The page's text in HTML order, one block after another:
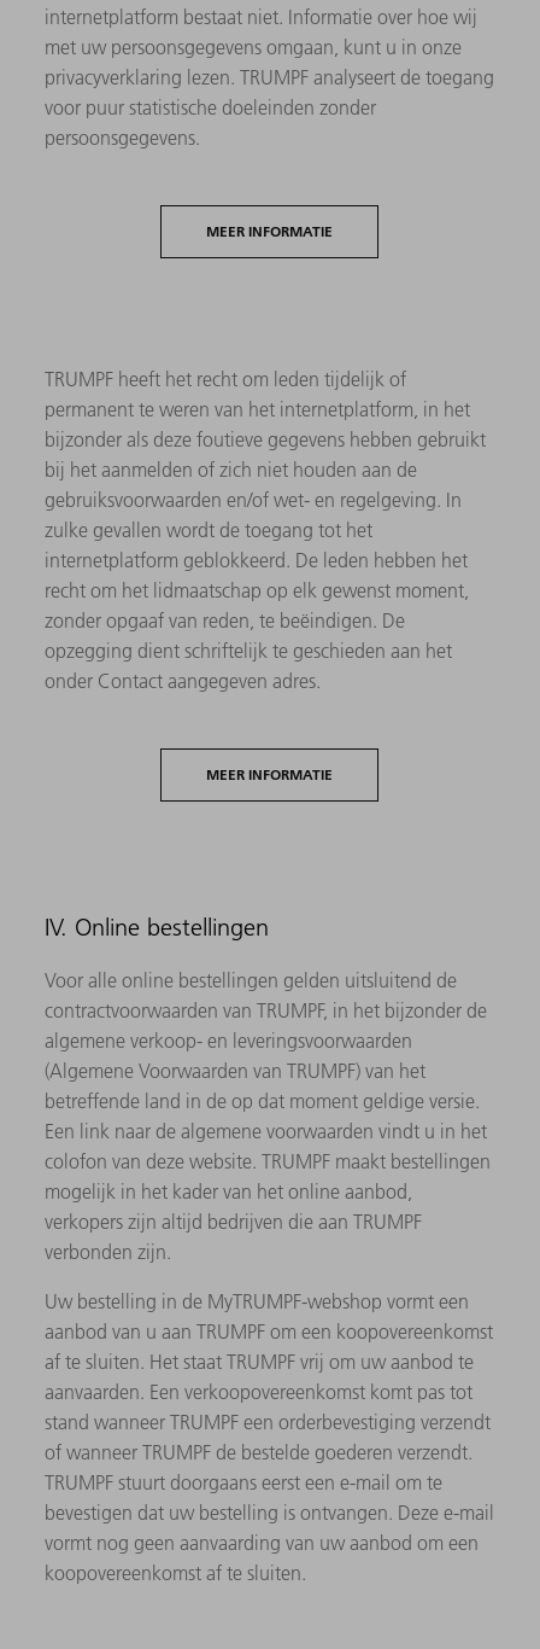
internetplatform bestaat niet. Informatie over hoe wij
met uw persoonsgegevens omgaan, kunt u in onze
privacyverklaring lezen. TRUMPF analyseert de toegang
voor puur statistische doeleinden zonder
persoonsgegevens.
MEER INFORMATIE
TRUMPF heeft het recht om leden tijdelijk of
permanent te weren van het internetplatform, in het
bijzonder als deze foutieve gegevens hebben gebruikt
bij het aanmelden of zich niet houden aan de
gebruiksvoorwaarden en/of wet- en regelgeving. In
zulke gevallen wordt de toegang tot het
internetplatform geblokkeerd. De leden hebben het
recht om het lidmaatschap op elk gewenst moment,
zonder opgaaf van reden, te beëindigen. De
opzegging dient schriftelijk te geschieden aan het
onder Contact aangegeven adres.
MEER INFORMATIE
IV. Online bestellingen
Voor alle online bestellingen gelden uitsluitend de
contractvoorwaarden van TRUMPF, in het bijzonder de
algemene verkoop- en leveringsvoorwaarden
(Algemene Voorwaarden van TRUMPF) van het
betreffende land in de op dat moment geldige versie.
Een link naar de algemene voorwaarden vindt u in het
colofon van deze website. TRUMPF maakt bestellingen
mogelijk in het kader van het online aanbod,
verkopers zijn altijd bedrijven die aan TRUMPF
verbonden zijn.
Uw bestelling in de MyTRUMPF-webshop vormt een
aanbod van u aan TRUMPF om een ​​koopovereenkomst
af te sluiten. Het staat TRUMPF vrij om uw aanbod te
aanvaarden. Een verkoopovereenkomst komt pas tot
stand wanneer TRUMPF een orderbevestiging verzendt
of wanneer TRUMPF de bestelde goederen verzendt.
TRUMPF stuurt doorgaans eerst een e-mail om te
bevestigen dat uw bestelling is ontvangen. Deze e-mail
vormt nog geen aanvaarding van uw aanbod om een ​​
koopovereenkomst af te sluiten.